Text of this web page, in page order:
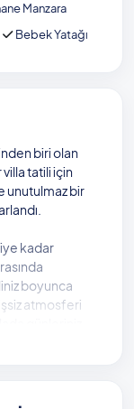
Manzara
Bebek Yatağı
biri olan
tatili için
unutulmaz bir
kadar
boyunca
atmosferi
günleriniz